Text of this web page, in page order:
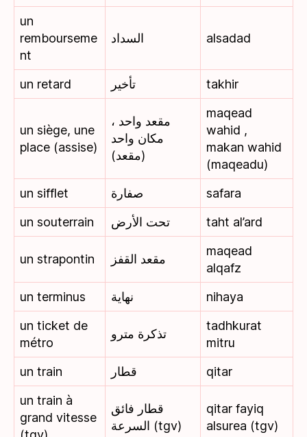
un
rembourseme
nt
السداد alsadad
un retard تأخير takhir
un siège, une
place (assise)
مقعد واحد ،
مكان واحد
(مقعد)
maqead
wahid ,
makan wahid
(maqeadu)
un sifflet
صفارة
safara
un souterrain
تحت الأرض taht al’ard
un strapontin مقعد القفز
maqead
alqafz
un terminus
نهاية
nihaya
un ticket de
métro
تذكرة مترو
tadhkurat
mitru
un train
قطار
qitar
un train à
grand vitesse
قطار فائق
السرعة (tgv)
qitar fayiq
alsurea (tgv)